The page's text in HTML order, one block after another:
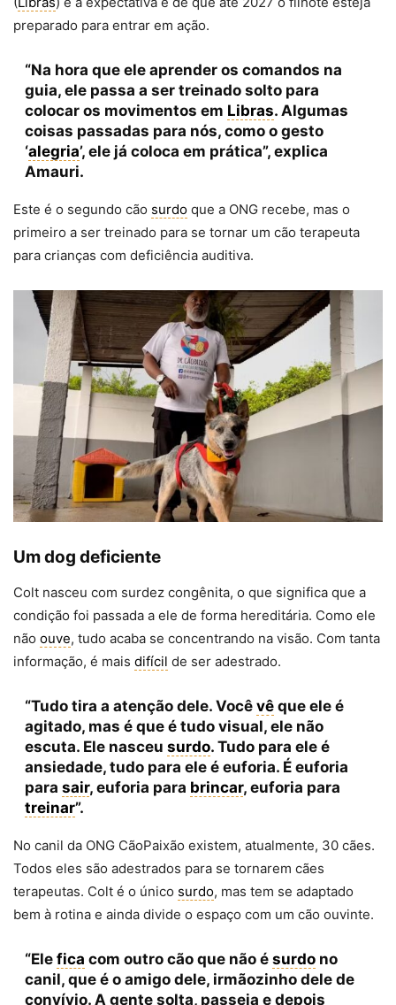
preparado para entrar em ação.
“Na hora que ele aprender os comandos na
guia, ele passa a ser treinado solto para
colocar os movimentos em Libras. Algumas
coisas passadas para nós, como o gesto
‘alegria’, ele já coloca em prática”, explica
Amauri.
Este é o segundo cão surdo que a ONG recebe, mas o
primeiro a ser treinado para se tornar um cão terapeuta
para crianças com deficiência auditiva.
Um dog deficiente
Colt nasceu com surdez congênita, o que significa que a
condição foi passada a ele de forma hereditária. Como ele
não ouve, tudo acaba se concentrando na visão. Com tanta
informação, é mais difícil de ser adestrado.
“Tudo tira a atenção dele. Você vêque ele é
agitado, mas é que é tudo visual, ele não
escuta. Ele nasceu surdo. Tudo para ele é
ansiedade, tudo para ele é euforia. É euforia
para sair, euforia para brincar, euforia para
treinar”.
No canil da ONG CãoPaixão existem, atualmente, 30 cães.
Todos eles são adestrados para se tornarem cães
terapeutas. Colt é o único surdo, mas tem se adaptado
bem à rotina e ainda divide o espaço com um cão ouvinte.
“Ele fica com outro cão que não é surdono
canil, que é o amigo dele, irmãozinho dele de
convívio. A gente solta, passeia e depois